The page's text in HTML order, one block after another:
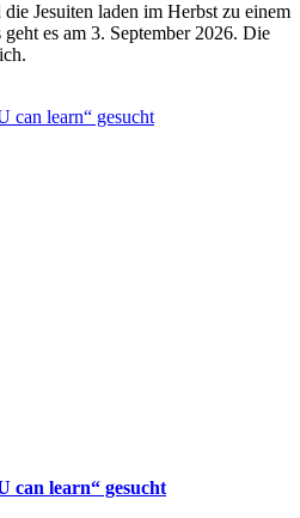
Jesuiten laden im Herbst zu einem
es am 3. September 2026. Die
can learn“ gesucht